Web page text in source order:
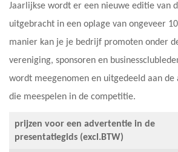
Jaarlijkse wordt er een nieuwe editie van
uitgebracht in een oplage van ongeveer
manier kan je je bedrijf promoten onder
vereniging, sponsoren en
wordt meegenomen en uitgedeeld aan de
die meespelen in de competitie.
prijzen voor een advertentie in de
presentatiegids (excl.BTW)